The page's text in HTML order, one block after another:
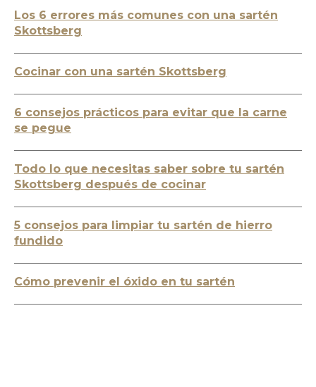
Los 6 errores más comunes con una sartén
Skottsberg
Cocinar con una sartén Skottsberg
6 consejos prácticos para evitar que la carne
se pegue
Todo lo que necesitas saber sobre tu sartén
Skottsberg después de cocinar
5 consejos para limpiar tu sartén de hierro
fundido
Cómo prevenir el óxido en tu sartén